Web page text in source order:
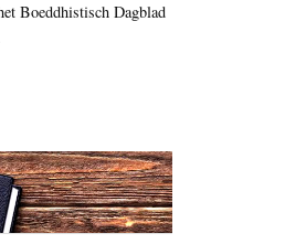
Boeddhistisch Dagblad